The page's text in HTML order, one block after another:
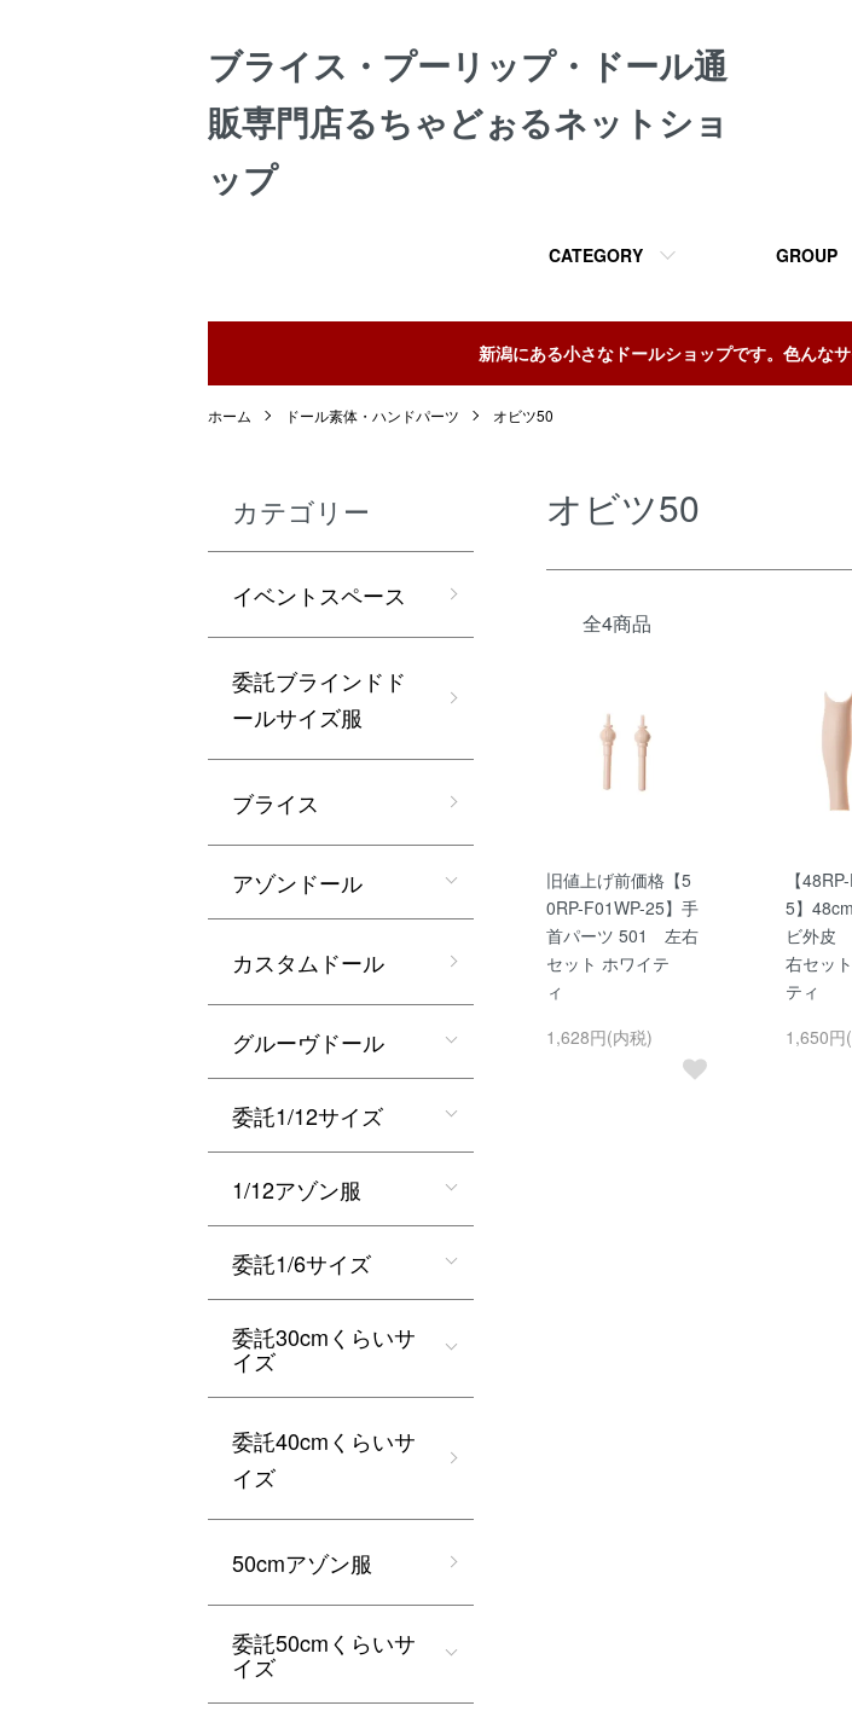
ブライス・プーリップ・ドール通
販専門店るちゃどぉるネットショ
ップ
CATEGORY GROUP
新潟にある小さなドールショップです。色んな
ホーム ドール素体・ハンドパーツ オビツ50
オビツ50
全4商品
旧値上げ前価格【5
0RP-F01WP-25】手
首パーツ 501 左右
セット ホワイテ
ィ
1,628円(内税)
【
5】
ビ外皮
右セッ
ティ
1,650円
カテゴリー
イベントスペース
委託ブラインドド
ールサイズ服
ブライス
アゾンドール
カスタムドール
グルーヴドール
委託1/12サイズ
1/12アゾン服
委託1/6サイズ
委託30cmくらいサ
イズ
委託40cmくらいサ
イズ
50cmアゾン服
委託50cmくらいサ
イズ